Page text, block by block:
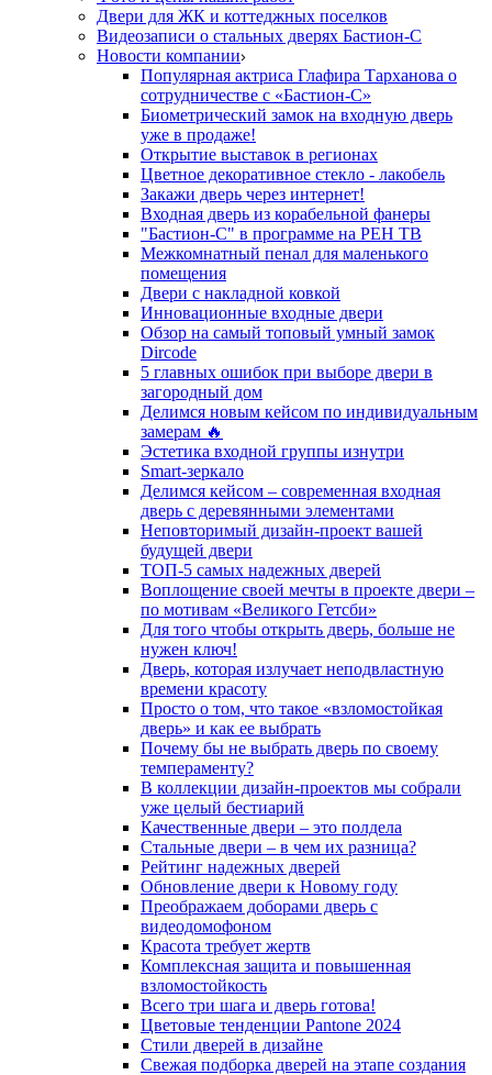
Двери для ЖК и коттеджных поселков
Видеозаписи о стальных дверях Бастион-С
Новости компании
Популярная актриса Глафира Тарханова о
сотрудничестве с «Бастион-С»
Биометрический замок на входную дверь
уже в продаже!
Открытие выставок в регионах
Цветное декоративное стекло - лакобель
Закажи дверь через интернет!
Входная дверь из корабельной фанеры
"Бастион-С" в программе на РЕН ТВ
Межкомнатный пенал для маленького
помещения
Двери с накладной ковкой
Инновационные входные двери
Обзор на самый топовый умный замок
Dircode
5 главных ошибок при выборе двери в
загородный дом
Делимся новым кейсом по индивидуальным
замерам 🔥
Эстетика входной группы изнутри
Smart-зеркало
Делимся кейсом – современная входная
дверь с деревянными элементами
Неповторимый дизайн-проект вашей
будущей двери
ТОП-5 самых надежных дверей
Воплощение своей мечты в проекте двери –
по мотивам «Великого Гетсби»
Для того чтобы открыть дверь, больше не
нужен ключ!
Дверь, которая излучает неподвластную
времени красоту
Просто о том, что такое «взломостойкая
дверь» и как ее выбрать
Почему бы не выбрать дверь по своему
темпераменту?
В коллекции дизайн-проектов мы собрали
уже целый бестиарий
Качественные двери – это полдела
Стальные двери – в чем их разница?
Рейтинг надежных дверей
Обновление двери к Новому году
Преображаем доборами дверь с
видеодомофоном
Красота требует жертв
Комплексная защита и повышенная
взломостойкость
Всего три шага и дверь готова!
Цветовые тенденции Pantone 2024
Стили дверей в дизайне
Свежая подборка дверей на этапе создания